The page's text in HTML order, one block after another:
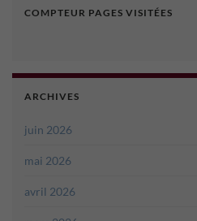
COMPTEUR PAGES VISITÉES
ARCHIVES
juin 2026
mai 2026
avril 2026